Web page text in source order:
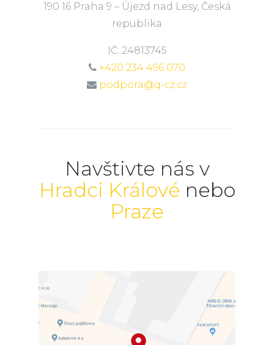
190 16 Praha 9 – Újezd nad Lesy, Česká
republika
IČ: 24813745
+420 234 496 070
podpora@q-cz.cz
Navštivte nás v
Hradci Králové nebo
Praze